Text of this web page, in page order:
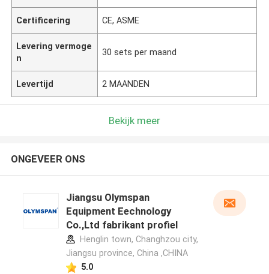
Certificering CE, ASME
Levering vermoge
n
30 sets per maand
Levertijd 2 MAANDEN
Bekijk meer
ONGEVEER ONS
Jiangsu Olymspan
Equipment Eechnology
Co.,Ltd fabrikant profiel
Henglin town, Changhzou city,
Jiangsu province, China ,CHINA
5.0